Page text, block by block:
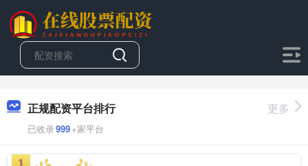
正规配资平台排行
已收录999+家平台
更多